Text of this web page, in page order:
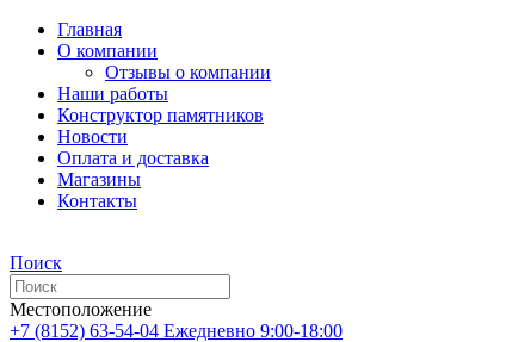
Главная
О компании
Отзывы о компании
Наши работы
Конструктор памятников
Новости
Оплата и доставка
Магазины
Контакты
Поиск
Местоположение
+7 (8152) 63-54-04 Ежедневно 9:00-18:00